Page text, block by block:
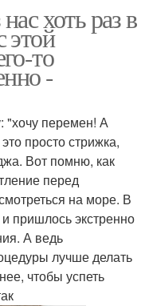
хоть раз в
этой
то
-
"хочу перемен! А
просто стрижка,
Вот помню, как
перед
на море. В
пришлось экстренно
А ведь
лучше делать
чтобы успеть